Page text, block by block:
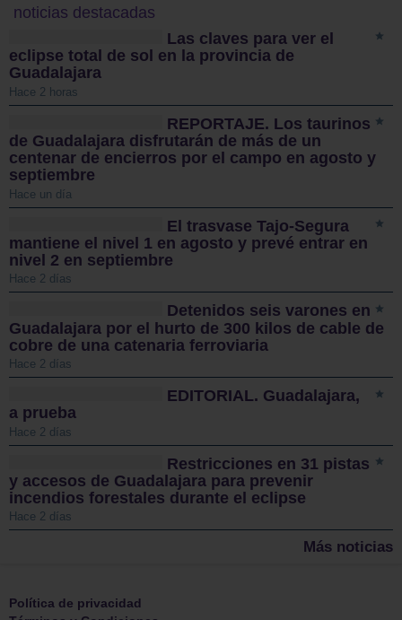
noticias destacadas
Las claves para ver el
eclipse total de sol en la provincia de
Guadalajara
Hace 2 horas
REPORTAJE. Los taurinos
de Guadalajara disfrutarán de más de un
centenar de encierros por el campo en agosto y
septiembre
Hace un día
El trasvase Tajo-Segura
mantiene el nivel 1 en agosto y prevé entrar en
nivel 2 en septiembre
Hace 2 días
Detenidos seis varones en
Guadalajara por el hurto de 300 kilos de cable de
cobre de una catenaria ferroviaria
Hace 2 días
EDITORIAL. Guadalajara,
a prueba
Hace 2 días
Restricciones en 31 pistas
y accesos de Guadalajara para prevenir
incendios forestales durante el eclipse
Hace 2 días
Más noticias
Política de privacidad